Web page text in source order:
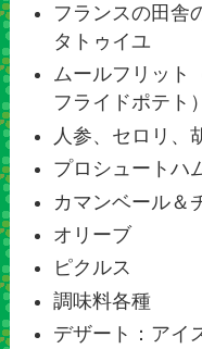
フランスの田舎
タトゥイユ
ムールフリット
フライドポテト）
人参、セロリ、
プロシュートハ
カマンベール＆
オリーブ
ピクルス
調味料各種
デザート：アイ